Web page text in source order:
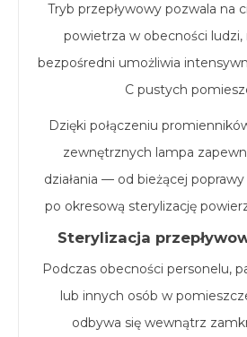
Tryb przepływowy pozwala na
powietrza w obecności
bezpośredni umożliwia
C pustych
Dzięki połączeniu
zewnętrznych lampa
działania — od bieżącej
po okresową sterylizację
Sterylizacja
Podczas obecności personelu,
lub innych osób w
odbywa się wewnątrz